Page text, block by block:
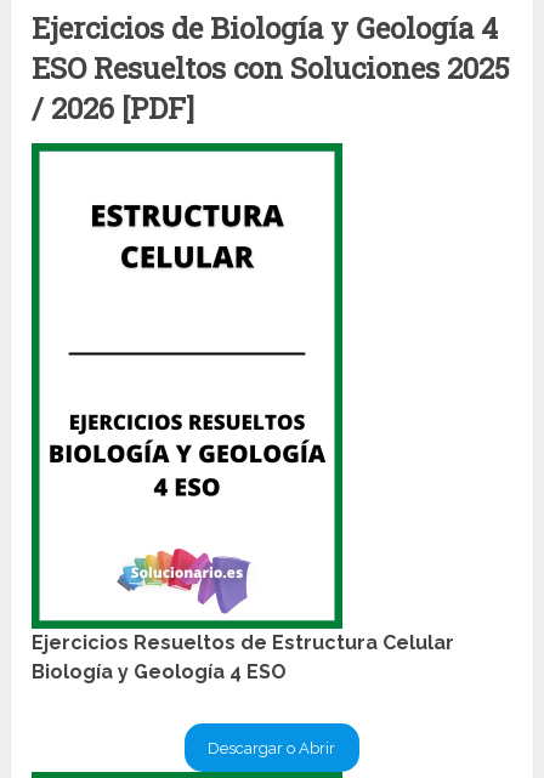
Ejercicios de Biología y Geología 4
ESO Resueltos con Soluciones 2025
/ 2026 [PDF]
Ejercicios Resueltos de Estructura Celular
Biología y Geología 4 ESO
Descargar o Abrir